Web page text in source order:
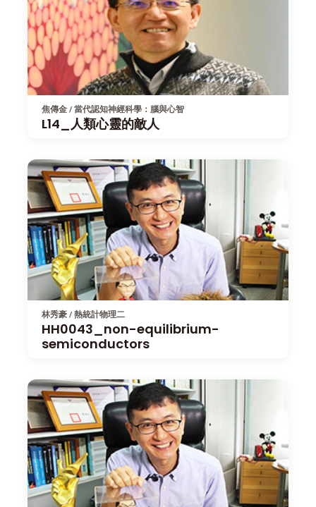
焦傳金 / 當代認知神經科學：腦與心智
L14_人類心靈的敵人
林秀豪 / 熱統計物理二
HH0043_non-equilibrium-
semiconductors